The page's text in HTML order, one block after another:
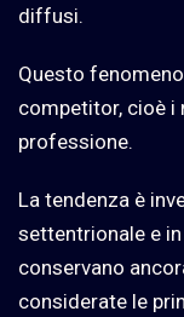
diffusi.
Questo
competitor, cioè i
professione.
La tendenza è
settentrionale e
conservano
considerate le